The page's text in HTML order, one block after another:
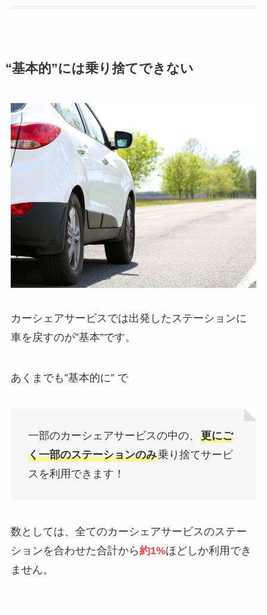
“基本的”には乗り捨てできない
カーシェアサービスでは出発したステーションに
車を戻すのが”基本”です。
あくまでも”基本的に” で
一部のカーシェアサービスの中の、 更にご
く一部のステーションのみ乗り捨てサービ
スを利用できます！
数としては、全てのカーシェアサービスのステー
ションを合わせた合計から約1%ほどしか利用でき
ません。